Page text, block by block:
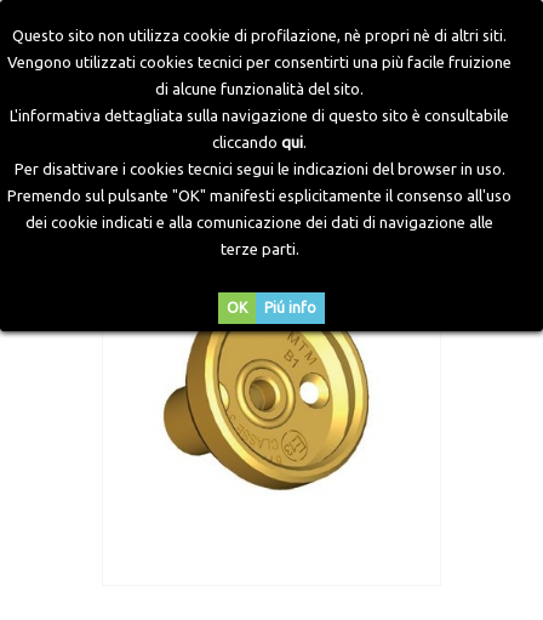
Questo sito non utilizza cookie di profilazione, nè propri nè di altri siti.
Vengono utilizzati cookies tecnici per consentirti una più facile fruizione
di alcune funzionalità del sito.
L'informativa dettagliata sulla navigazione di questo sito è consultabile
cliccando qui.
Per disattivare i cookies tecnici segui le indicazioni del browser in uso.
Premendo sul pulsante "OK" manifesti esplicitamente il consenso all'uso
dei cookie indicati e alla comunicazione dei dati di navigazione alle
terze parti.
OK Piú info
Componenti GPL Prese di Carica
Campana
Presa di Carica Modello Italia